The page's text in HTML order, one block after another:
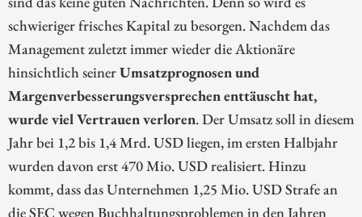
schwieriger frisches Kapital zu besorgen. Nachdem das
Management zuletzt immer wieder die Aktionäre
hinsichtlich seinerUmsatzprognosen und
Margenverbesserungsversprechen enttäuscht hat,
wurde viel Vertrauen verloren. Der Umsatz soll in diesem
Jahr bei 1,2 bis 1,4 Mrd. USD liegen, im ersten Halbjahr
wurden davon erst 470 Mio. USD realisiert. Hinzu
kommt, dass das Unternehmen 1,25 Mio. USD Strafe an
die SEC wegen Buchhaltungsproblemen in den Jahren